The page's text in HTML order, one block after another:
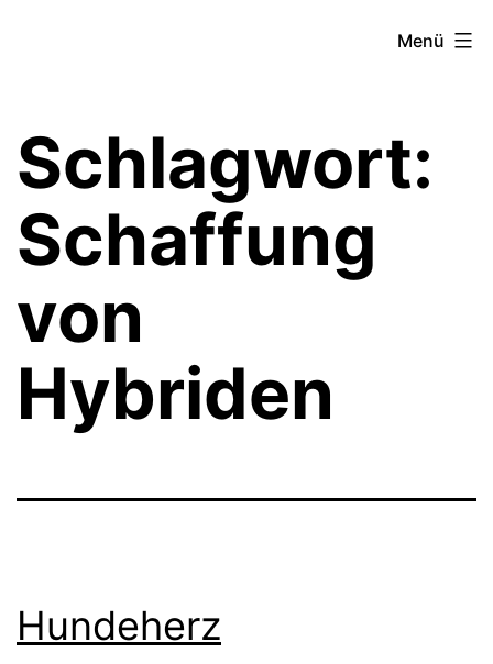
Menü
Schlagwort:
Schaffung
von
Hybriden
Hundeherz